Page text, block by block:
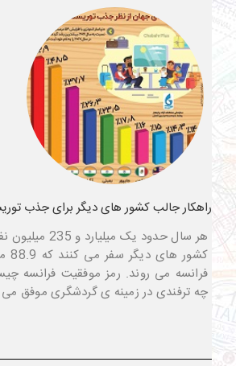
راهکار جالب کشور های دیگر برای جذب
هر سال حدود یک
فرانسه می روند. رمز موفقیت فرانسه
چه ترفندی در زمینه ی گردشگری موفق